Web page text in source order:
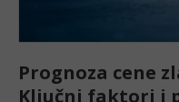
Prognoza cene
Ključni faktori i